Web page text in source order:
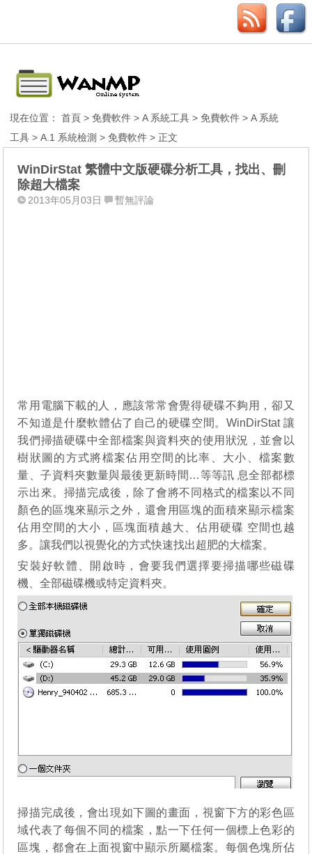
現在位置：首頁 >免費軟件 >A 系統工具 >免費軟件 >A 系統
工具 >A.1 系統檢測 >免費軟件 > 正文
WinDirStat 繁體中文版硬碟分析工具，找出、刪
除超大檔案
2013年05月03日 暫無評論
常用電腦下載的人，應該常常會覺得硬碟不夠用，卻又
不知道是什麼軟體佔了自己的硬碟空間。WinDirStat 讓
我們掃描硬碟中全部檔案與資料夾的使用狀況，並會以
樹狀圖的方式將檔案佔用空間的比率、大小、檔案數
量、子資料夾數量與最後更新時間…等等訊 息全部都標
示出來。掃描完成後，除了會將不同格式的檔案以不同
顏色的區塊來顯示之外，還會用區塊的面積來顯示檔案
佔用空間的大小，區塊面積越大、佔用硬碟 空間也越
多。讓我們以視覺化的方式快速找出超肥的大檔案。
安裝好軟體、開啟時，會要我們選擇要掃描哪些磁碟
機、全部磁碟機或特定資料夾。
掃描完成後，會出現如下圖的畫面，視窗下方的彩色區
域代表了每個不同的檔案，點一下任何一個標上色彩的
區塊，都會在上面視窗中顯示所屬檔案。每個色塊所佔